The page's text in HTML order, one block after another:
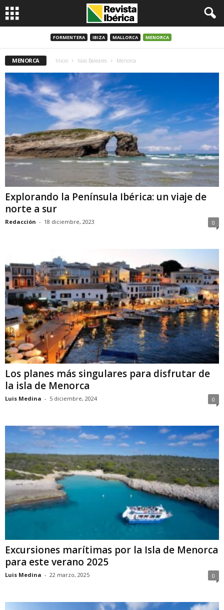
FORMENTERA IBIZA MALLORCA MENORCA
MENORCA Inicio Islas Baleares Menorca
Explorando la Península Ibérica: un viaje de
norte a sur
Redacción - 18 diciembre, 2023 0
Los planes más singulares para disfrutar de
la isla de Menorca
Luis Medina - 5 diciembre, 2024 0
Excursiones marítimas por la Isla de Menorca
para este verano 2025
Luis Medina - 22 marzo, 2025 0